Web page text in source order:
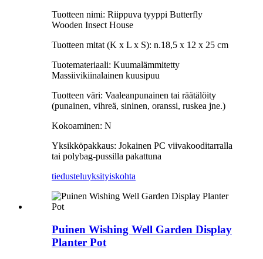
Tuotteen nimi: Riippuva tyyppi Butterfly
Wooden Insect House
Tuotteen mitat (K x L x S): n.18,5 x 12 x 25 cm
Tuotemateriaali: Kuumalämmitetty
Massiivikiinalainen kuusipuu
Tuotteen väri: Vaaleanpunainen tai räätälöity
(punainen, vihreä, sininen, oranssi, ruskea jne.)
Kokoaminen: N
Yksikköpakkaus: Jokainen PC viivakooditarralla
tai polybag-pussilla pakattuna
tiedusteluyksityiskohta
Puinen Wishing Well Garden Display
Planter Pot